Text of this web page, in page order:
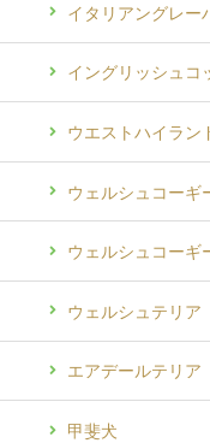
イタリアングレー
イングリッシュコ
ウエストハイラン
ウェルシュコーギ
ウェルシュコーギ
ウェルシュテリア
エアデールテリア
甲斐犬